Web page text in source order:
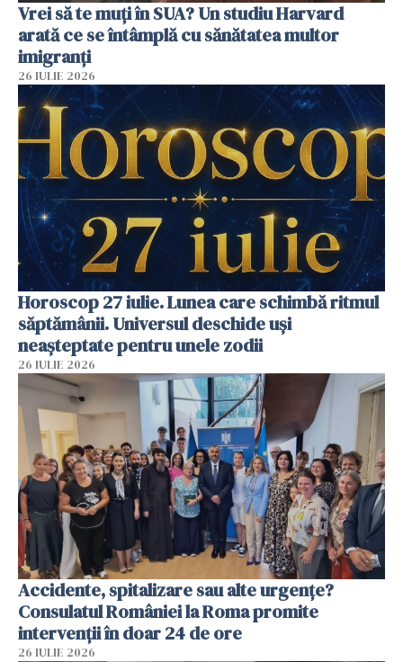
Vrei să te muți în SUA? Un studiu Harvard
arată ce se întâmplă cu sănătatea multor
imigranți
26 IULIE 2026
Horoscop 27 iulie. Lunea care schimbă ritmul
săptămânii. Universul deschide uși
neașteptate pentru unele zodii
26 IULIE 2026
Accidente, spitalizare sau alte urgențe?
Consulatul României la Roma promite
intervenții în doar 24 de ore
26 IULIE 2026